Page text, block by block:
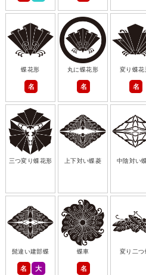
蝶花形
名
丸に蝶花形
名
変り蝶花
名
三つ変り蝶花形 上下対い蝶菱 中陰対い
髭違い建部蝶
名 大
蝶車
名
変り二つ